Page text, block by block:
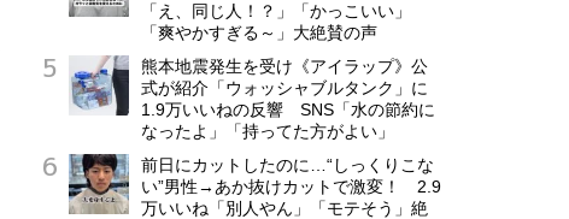
「え、同じ人！？」「かっこいい」
「爽やかすぎる～」大絶賛の声
熊本地震発生を受け《アイラップ》公
式が紹介「ウォッシャブルタンク」に
1.9万いいねの反響 SNS「水の節約に
なったよ」「持ってた方がよい」
前日にカットしたのに…“しっくりこな
い”男性→あか抜けカットで激変！ 2.9
万いいね「別人やん」「モテそう」絶